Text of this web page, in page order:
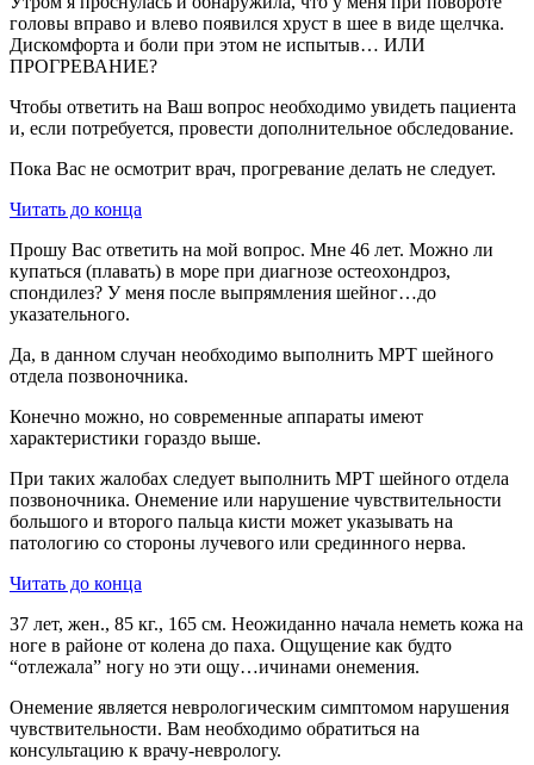
головы вправо и влево появился хруст в шее в виде щелчка.
Дискомфорта и боли при этом не испытыв… ИЛИ
ПРОГРЕВАНИЕ?
Чтобы ответить на Ваш вопрос необходимо увидеть пациента
и, если потребуется, провести дополнительное обследование.
Пока Вас не осмотрит врач, прогревание делать не следует.
Читать до конца
Прошу Вас ответить на мой вопрос. Мне 46 лет. Можно ли
купаться (плавать) в море при диагнозе остеохондроз,
спондилез? У меня после выпрямления шейног…до
указательного.
Да, в данном случан необходимо выполнить МРТ шейного
отдела позвоночника.
Конечно можно, но современные аппараты имеют
характеристики гораздо выше.
При таких жалобах следует выполнить МРТ шейного отдела
позвоночника. Онемение или нарушение чувствительности
большого и второго пальца кисти может указывать на
патологию со стороны лучевого или срединного нерва.
Читать до конца
37 лет, жен., 85 кг., 165 см. Неожиданно начала неметь кожа на
ноге в районе от колена до паха. Ощущение как будто
“отлежала” ногу но эти ощу…ичинами онемения.
Онемение является неврологическим симптомом нарушения
чувствительности. Вам необходимо обратиться на
консультацию к врачу-неврологу.